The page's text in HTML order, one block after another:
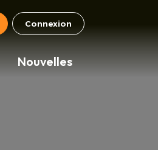
Connexion
Nouvelles